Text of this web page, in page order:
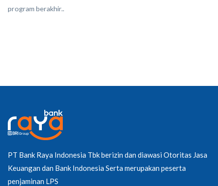
program berakhir..
PT Bank Raya Indonesia Tbk berizin dan diawasi Otoritas Jasa
Keuangan dan Bank Indonesia Serta merupakan peserta
penjaminan LPS